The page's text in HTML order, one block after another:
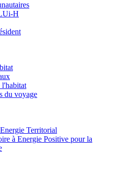
H
du voyage
Territorial
à Energie Positive pour la